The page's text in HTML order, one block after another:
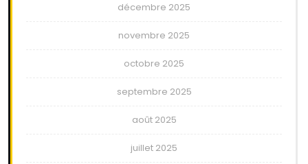
décembre 2025
novembre 2025
octobre 2025
septembre 2025
août 2025
juillet 2025